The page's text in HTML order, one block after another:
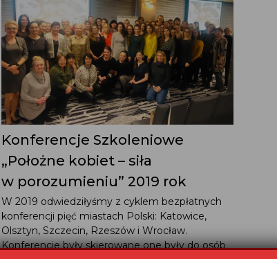
Konferencje Szkoleniowe
„Położne kobiet – siła
w porozumieniu” 2019 rok
W 2019 odwiedziłyśmy z cyklem bezpłatnych
konferencji pięć miastach Polski: Katowice,
Olsztyn, Szczecin, Rzeszów i Wrocław.
Konferencje były skierowane one były do osób